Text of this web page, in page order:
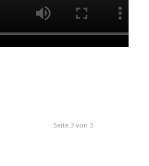
Seite 3 von 3